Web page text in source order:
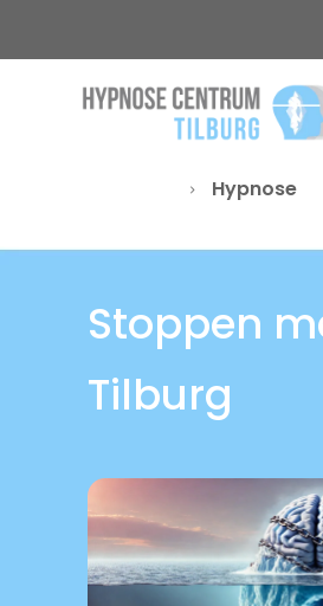
Hypnose
Stoppen
Tilburg